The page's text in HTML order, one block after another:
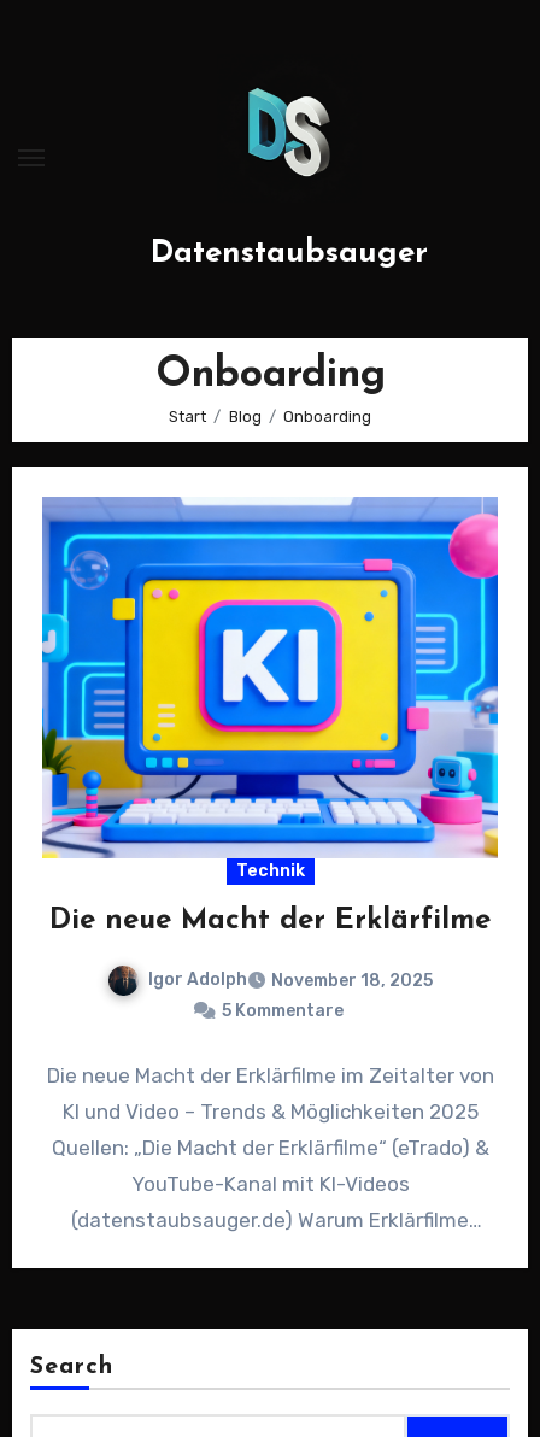
Datenstaubsauger
Onboarding
Start Blog Onboarding
Technik
Die neue Macht der Erklärfilme
Igor Adolph
November 18, 2025
5 Kommentare
Die neue Macht der Erklärfilme im Zeitalter von
KI und Video – Trends & Möglichkeiten 2025
Quellen: „Die Macht der Erklärfilme“ (eTrado) &
YouTube-Kanal mit KI-Videos
(datenstaubsauger.de) Warum Erklärfilme
Search